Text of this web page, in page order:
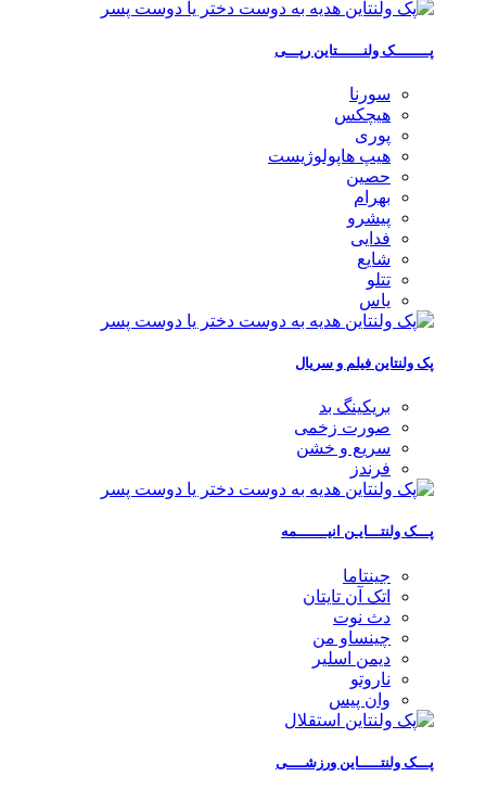
پــــــــک ولنــــــتاین رپـــی
سورنا
هیچکس
پوری
هیپ هاپولوژیست
حصین
بهرام
پیشرو
فدایی
شایع
تتلو
یاس
پک ولنتاین فیلم و سریال
بریکینگ بد
صورت زخمی
سریع و خشن
فرندز
پـــک ولنتـــایـن انیـــــــمه
جینتاما
اتک آن تایتان
دث نوت
چینساو من
دیمن اسلیر
ناروتو
وان پیس
پـــک ولنتـــــاین ورزشــــی